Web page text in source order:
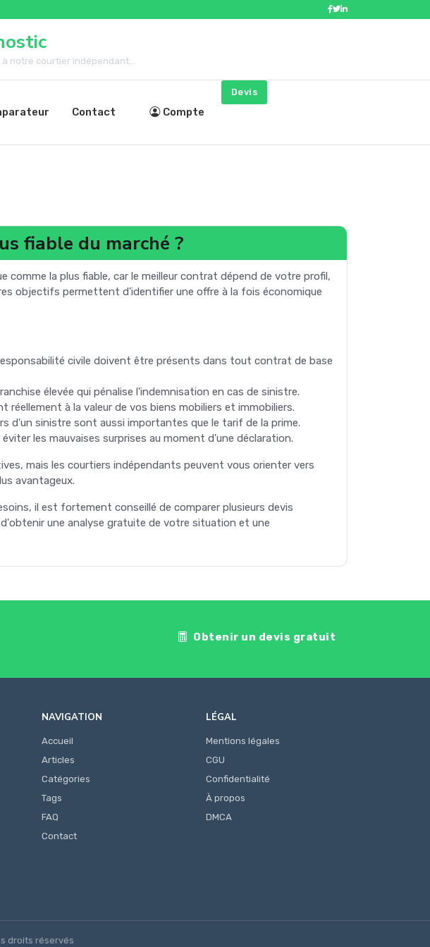
notre courtier indépendant...
Contact Compte
Devis
fiable du marché ?
comme la plus fiable, car le meilleur contrat dépend de votre profil,
objectifs permettent d'identifier une offre à la fois économique
civile doivent être présents dans tout contrat de base
élevée qui pénalise l'indemnisation en cas de sinistre.
à la valeur de vos biens mobiliers et immobiliers.
d'un sinistre sont aussi importantes que le tarif de la prime.
les mauvaises surprises au moment d'une déclaration.
mais les courtiers indépendants peuvent vous orienter vers
avantageux.
il est fortement conseillé de comparer plusieurs devis
une analyse gratuite de votre situation et une
Obtenir un devis gratuit
NAVIGATION
Accueil
Articles
Catégories
Tags
FAQ
Contact
LÉGAL
Mentions légales
CGU
Confidentialité
À propos
DMCA
droits réservés